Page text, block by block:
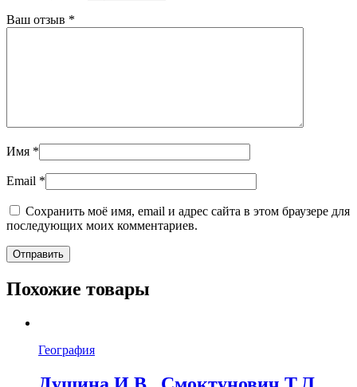
Ваш отзыв *
Имя *
Email *
Сохранить моё имя, email и адрес сайта в этом браузере для
последующих моих комментариев.
Похожие товары
География